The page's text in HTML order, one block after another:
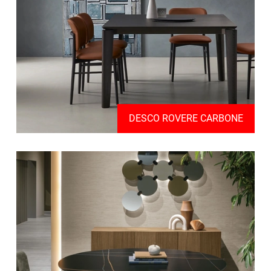
DESCO ROVERE CARBONE